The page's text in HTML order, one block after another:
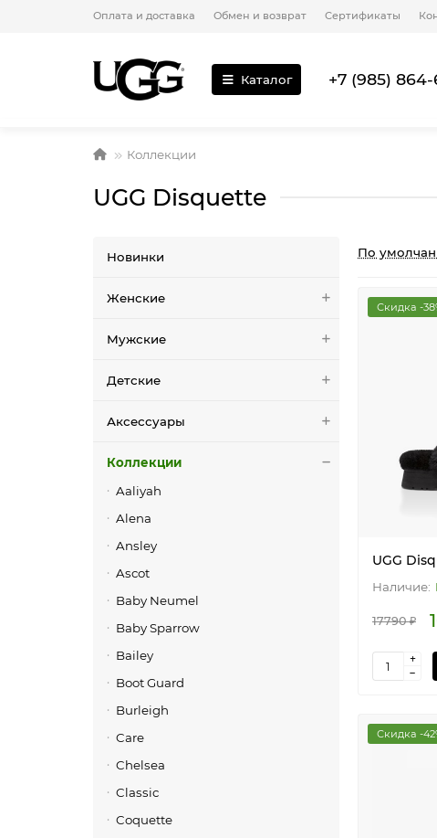
Оплата и доставка Обмен и возврат Сертификаты
Каталог +7 (985) 864-
Коллекции
UGG Disquette
Новинки
Женские
Мужские
Детские
Аксессуары
Коллекции
Aaliyah
Alena
Ansley
Ascot
Baby Neumel
Baby Sparrow
Bailey
Boot Guard
Burleigh
Care
Chelsea
Classic
Coquette
По
Скидка -
UGG
17790 ₽
Скидка -